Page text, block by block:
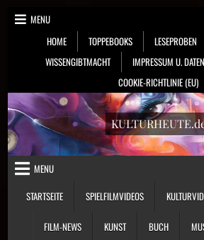
Skip
MENU
HOME
TOPPEBOOKS LESEPROBEN
WISSENGIBTMACHT
IMPRESSUM U.
COOKIE-RICHTLINIE (EU)
MENU
STARTSEITE
SPIELFILMVIDEOS
FILM-NEWS KUNST BUCH